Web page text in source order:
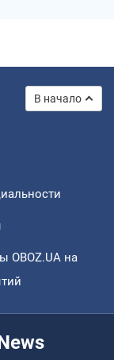
В начало
OBOZ.UA на